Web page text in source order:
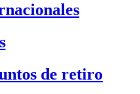
de retiro